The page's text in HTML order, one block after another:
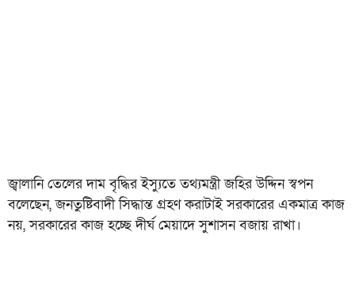
জ্বালানি তেলের দাম বৃদ্ধির ইস্যুতে তথ্যমন্ত্রী জহির উদ্দিন স্বপন
বলেছেন, জনতুষ্টিবাদী সিদ্ধান্ত গ্রহণ করাটাই সরকারের একমাত্র কাজ
নয়, সরকারের কাজ হচ্ছে দীর্ঘ মেয়াদে সুশাসন বজায় রাখা।